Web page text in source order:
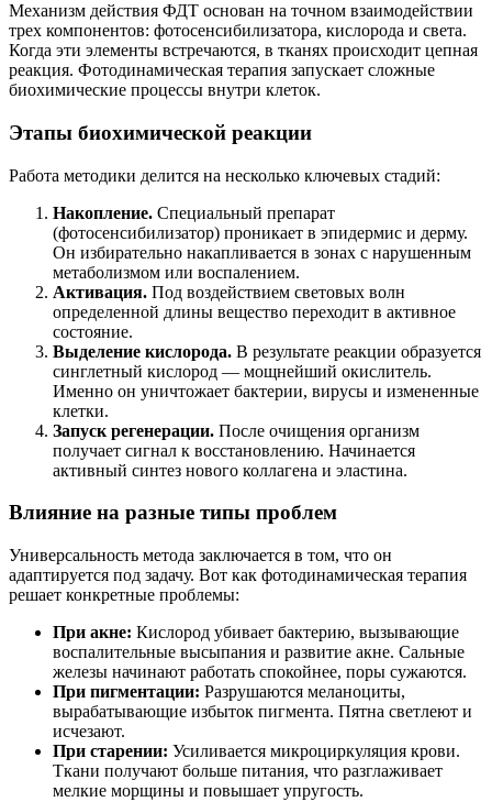
Механизм действия ФДТ основан на точном взаимодействии
трех компонентов: фотосенсибилизатора, кислорода и света.
Когда эти элементы встречаются, в тканях происходит цепная
реакция. Фотодинамическая терапия запускает сложные
биохимические процессы внутри клеток.
Этапы биохимической реакции
Работа методики делится на несколько ключевых стадий:
Накопление. Специальный препарат
(фотосенсибилизатор) проникает в эпидермис и дерму.
Он избирательно накапливается в зонах с нарушенным
метаболизмом или воспалением.
Активация. Под воздействием световых волн
определенной длины вещество переходит в активное
состояние.
Выделение кислорода. В результате реакции образуется
синглетный кислород — мощнейший окислитель.
Именно он уничтожает бактерии, вирусы и измененные
клетки.
Запуск регенерации. После очищения организм
получает сигнал к восстановлению. Начинается
активный синтез нового коллагена и эластина.
Влияние на разные типы проблем
Универсальность метода заключается в том, что он
адаптируется под задачу. Вот как фотодинамическая терапия
решает конкретные проблемы:
При акне: Кислород убивает бактерию, вызывающие
воспалительные высыпания и развитие акне. Сальные
железы начинают работать спокойнее, поры сужаются.
При пигментации: Разрушаются меланоциты,
вырабатывающие избыток пигмента. Пятна светлеют и
исчезают.
При старении: Усиливается микроциркуляция крови.
Ткани получают больше питания, что разглаживает
мелкие морщины и повышает упругость.